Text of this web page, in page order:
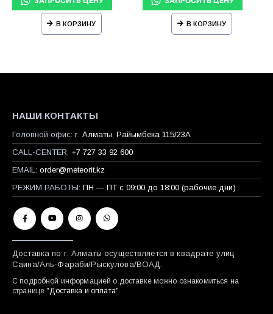
В КОРЗИНУ В КОРЗИНУ
НАШИ КОНТАКТЫ
Головной офис: г. Алматы, Райымбека 115/23A
CALL-CENTER: +7 727 33 92 600
EMAIL: order@meteorit.kz
РЕЖИМ РАБОТЫ: ПН — ПТ с 09:00 до 18:00 (рабочие дни)
Доставка по г. Алматы осуществляется в квадрате улиц
Саина/Аль-Фараби/Рыскулова/ВОАД.
С подробной информацией о доставке можно ознакомиться на
странице " Доставка и оплата".